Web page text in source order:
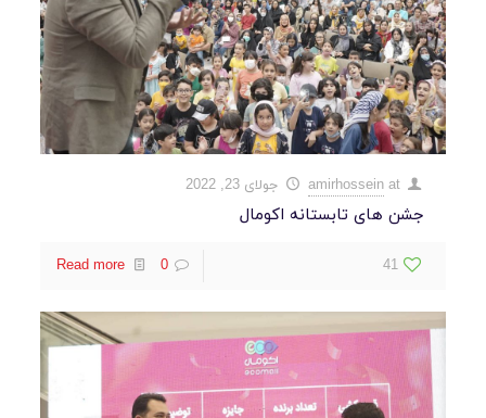
amirhossein at جولای 23, 2022
جشن های تابستانه اکومال
41
0
Read more